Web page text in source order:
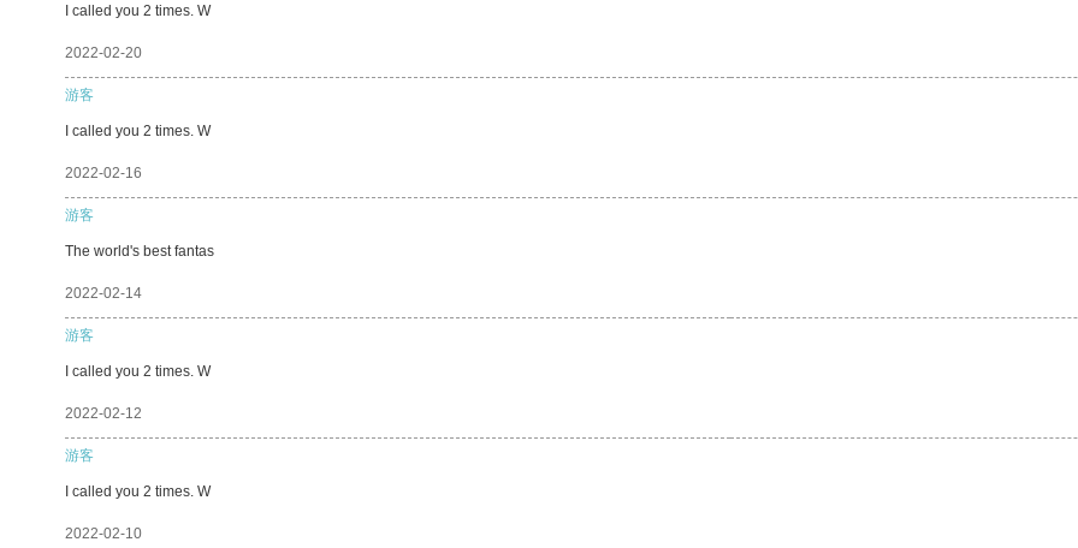
I called you 2 times. W
2022-02-20
游客
I called you 2 times. W
2022-02-16
游客
The world's best fantas
2022-02-14
游客
I called you 2 times. W
2022-02-12
游客
I called you 2 times. W
2022-02-10